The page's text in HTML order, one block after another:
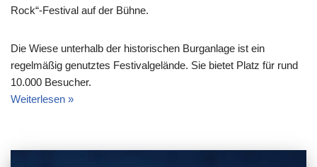
Rock“-Festival auf der Bühne.
Die Wiese unterhalb der historischen Burganlage ist ein
regelmäßig genutztes Festivalgelände. Sie bietet Platz für rund
10.000 Besucher.
Weiterlesen »